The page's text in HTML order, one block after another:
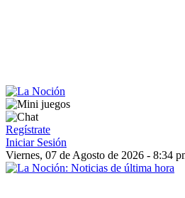
Regístrate
Iniciar Sesión
Viernes, 07 de Agosto de 2026 - 8:34